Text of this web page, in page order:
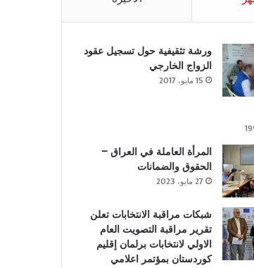
ورشة تثقيفية حول تسجيل عقود
الزواج الخارجي
15 مايو، 2017
المرأة العاملة في العراق –
الحقوق والضمانات
27 مايو، 2023
شبكات مراقبة الانتخابات تعلن
تقرير مراقبة التصويت العام
الاولي لانتخابات برلمان إقليم
كوردستان بمؤتمر اعلامي